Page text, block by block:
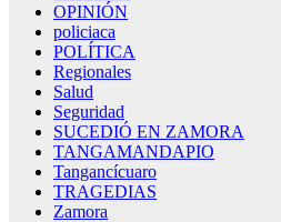
OPINIÓN
policiaca
POLÍTICA
Regionales
Salud
Seguridad
SUCEDIÓ EN ZAMORA
TANGAMANDAPIO
Tangancícuaro
TRAGEDIAS
Zamora